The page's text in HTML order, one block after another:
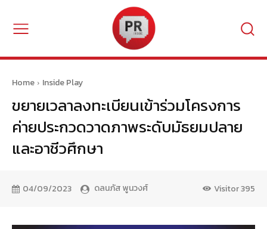
Home Inside Play
ขยายเวลาลงทะเบียนเข้าร่วมโครงการ
ค่ายประกวดวาดภาพระดับมัธยมปลาย
และอาชีวศึกษา
04/09/2023 ดลนภัส พูนวงศ์ Visitor395